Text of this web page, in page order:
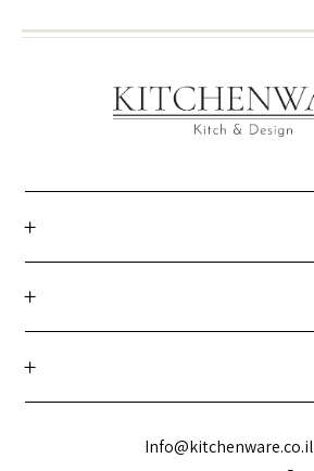
Info@kitchenware.co.il